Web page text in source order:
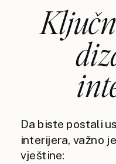
Da biste postali
interijera, važno
vještine: